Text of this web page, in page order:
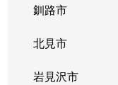
釧路市
北見市
岩見沢市